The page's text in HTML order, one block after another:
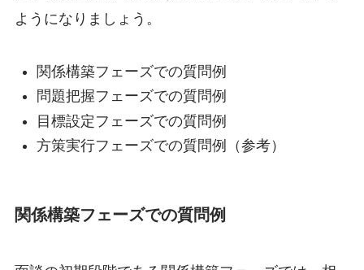
ようになりましょう。
関係構築フェーズでの質問例
問題把握フェーズでの質問例
目標設定フェーズでの質問例
方策実行フェーズでの質問例（参考）
関係構築フェーズでの質問例